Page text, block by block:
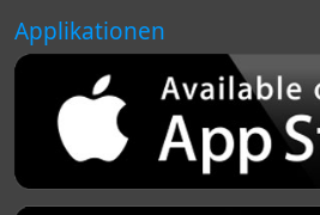
Applikationen